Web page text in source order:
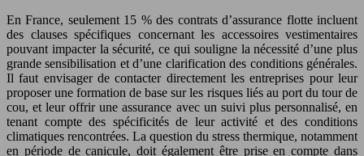
En France, seulement 15 % des contrats d’assurance flotte incluent
des clauses spécifiques concernant les accessoires vestimentaires
pouvant impacter la sécurité, ce qui souligne la nécessité d’une plus
grande sensibilisation et d’une clarification des conditions générales.
Il faut envisager de contacter directement les entreprises pour leur
proposer une formation de base sur les risques liés au port du tour de
cou, et leur offrir une assurance avec un suivi plus personnalisé, en
tenant compte des spécificités de leur activité et des conditions
climatiques rencontrées. La question du stress thermique, notamment
en période de canicule, doit également être prise en compte dans